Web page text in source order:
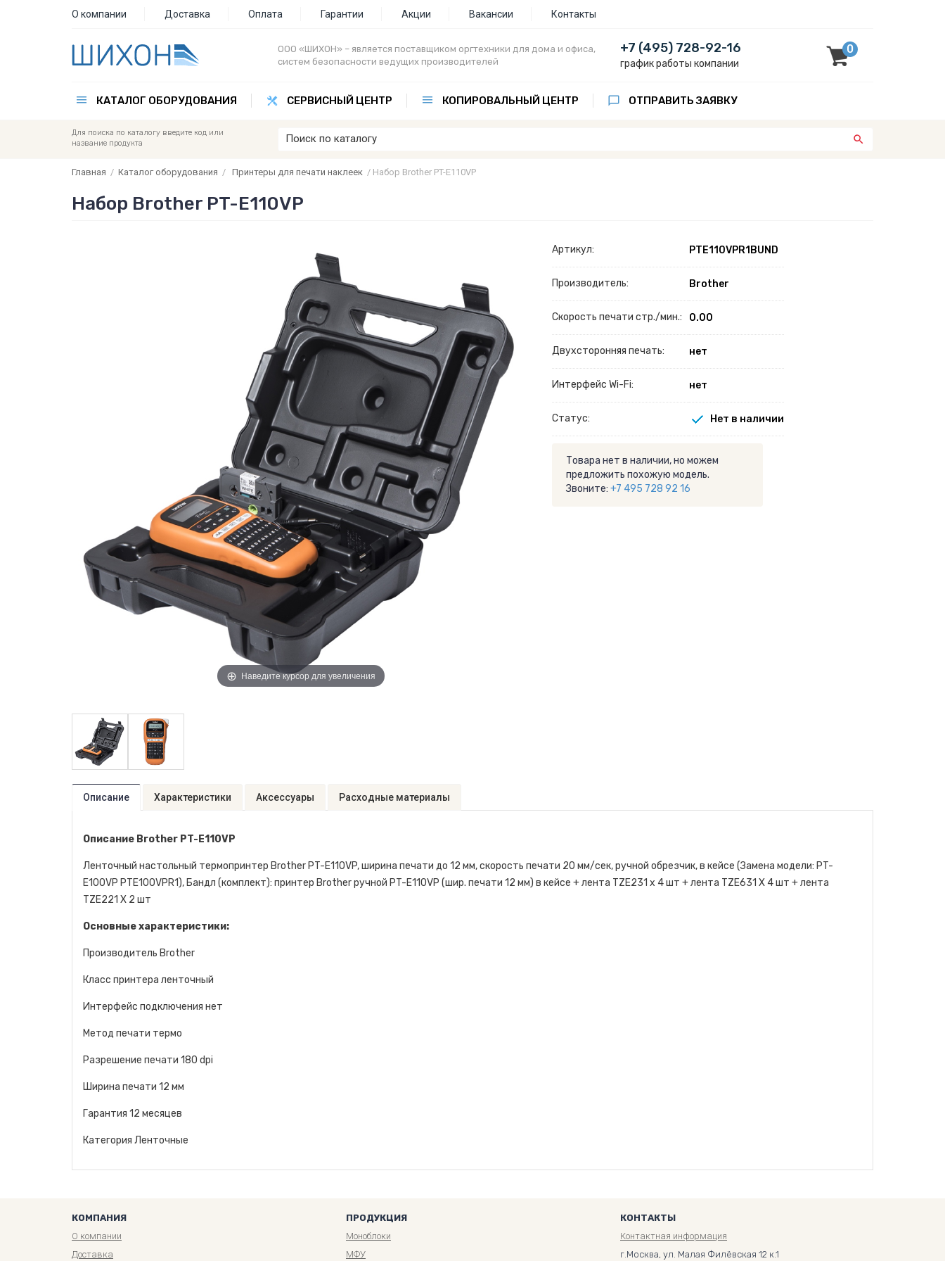
О компании Доставка Оплата Гарантии Акции Вакансии Контакты
ООО «ШИХОН» – является поставщиком оргтехники для дома и офиса,
систем безопасности ведущих производителей
+7 (495) 728-92-16
график работы компании
0
КАТАЛОГ ОБОРУДОВАНИЯ СЕРВИСНЫЙ ЦЕНТР КОПИРОВАЛЬНЫЙ ЦЕНТР ОТПРАВИТЬ ЗАЯВКУ
Для поиска по каталогу введите код или
название продукта
Главная / Каталог оборудования / Принтеры для печати наклеек / Набор Brother PT-E110VP
Набор Brother PT-E110VP
Наведите курсор для увеличения
Артикул: PTE110VPR1BUND
Производитель: Brother
Скорость печати стр./мин.: 0.00
Двухсторонняя печать: нет
Интерфейс Wi-Fi: нет
Статус: Нет в наличии
Товара нет в наличии, но можем
предложить похожую модель.
Звоните: +7 495 728 92 16
Описание Характеристики Аксессуары Расходные материалы
Описание Brother PT-E110VP
Ленточный настольный термопринтер Brother PT-E110VP, ширина печати до 12 мм, скорость печати 20 мм/сек, ручной обрезчик, в кейсе (Замена модели: PT-
E100VP PTE100VPR1), Бандл (комплект): принтер Brother ручной PT-E110VP (шир. печати 12 мм) в кейсе + лента TZE231 х 4 шт + лента TZE631 X 4 шт + лента
TZE221 X 2 шт
Основные характеристики:
Производитель Brother
Класс принтера ленточный
Интерфейс подключения нет
Метод печати термо
Разрешение печати 180 dpi
Ширина печати 12 мм
Гарантия 12 месяцев
Категория Ленточные
КОМПАНИЯ
О компании
Доставка
ПРОДУКЦИЯ
Моноблоки
МФУ
КОНТАКТЫ
Контактная информация
г.Москва, ул. Малая Филёвская 12 к.1